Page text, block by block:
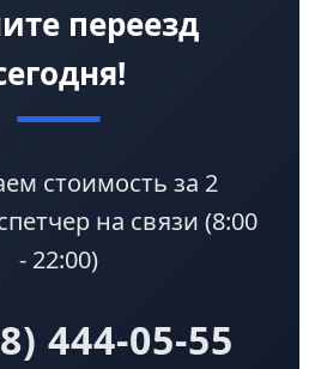
переезд
стоимость за 2
на связи (8:00
- 22:00)
444-05-55